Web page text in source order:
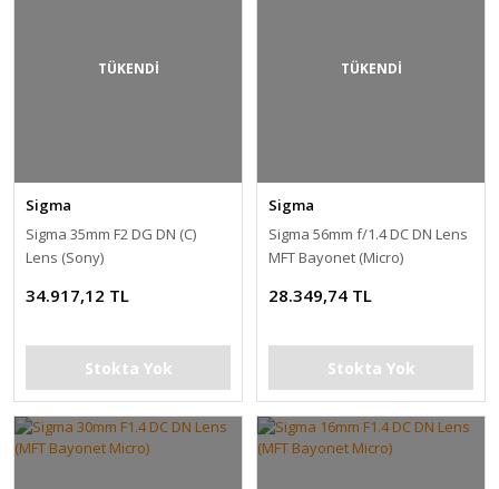
TÜKENDİ
Sigma
Sigma 35mm F2 DG DN (C)
Lens (Sony)
34.917,12 TL
Stokta Yok
TÜKENDİ
Sigma
Sigma 56mm f/1.4 DC DN Lens
MFT Bayonet (Micro)
28.349,74 TL
Stokta Yok